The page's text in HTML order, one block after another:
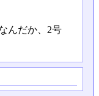
んだか、2号